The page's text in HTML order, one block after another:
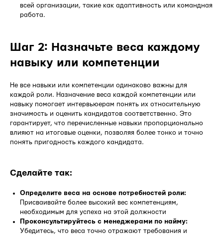
всей организации, такие как адаптивность или командная
работа.
Шаг 2: Назначьте веса каждому
навыку или компетенции
Не все навыки или компетенции одинаково важны для
каждой роли. Назначение веса каждой компетенции или
навыку помогает интервьюерам понять их относительную
значимость и оценить кандидатов соответственно. Это
гарантирует, что перечисленные навыки пропорционально
влияют на итоговые оценки, позволяя более тонко и точно
понять пригодность каждого кандидата.
Сделайте так:
Определите веса на основе потребностей роли:
Присваивайте более высокий вес компетенциям,
необходимым для успеха на этой должности
Проконсультируйтесь с менеджерами по найму:
Убедитесь, что веса точно отражают требования и